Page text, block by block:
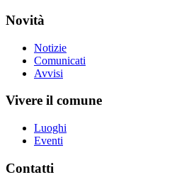
Novità
Notizie
Comunicati
Avvisi
Vivere il comune
Luoghi
Eventi
Contatti